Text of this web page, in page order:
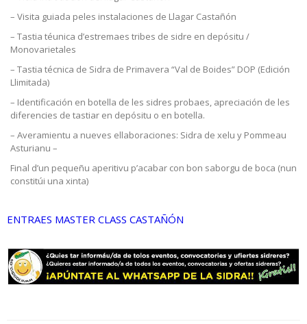
– Visita guiada peles instalaciones de Llagar Castañón
– Tastia téunica d’estremaes tribes de sidre en depósitu /
Monovarietales
– Tastia técnica de Sidra de Primavera “Val de Boides” DOP (Edición
Llimitada)
– Identificación en botella de les sidres probaes, apreciación de les
diferencies de tastiar en depósitu o en botella.
– Averamientu a nueves ellaboraciones: Sidra de xelu y Pommeau
Asturianu –
Final d’un pequeñu aperitivu p’acabar con bon saborgu de boca (nun
constitúi una xinta)
ENTRAES MASTER CLASS CASTAÑÓN